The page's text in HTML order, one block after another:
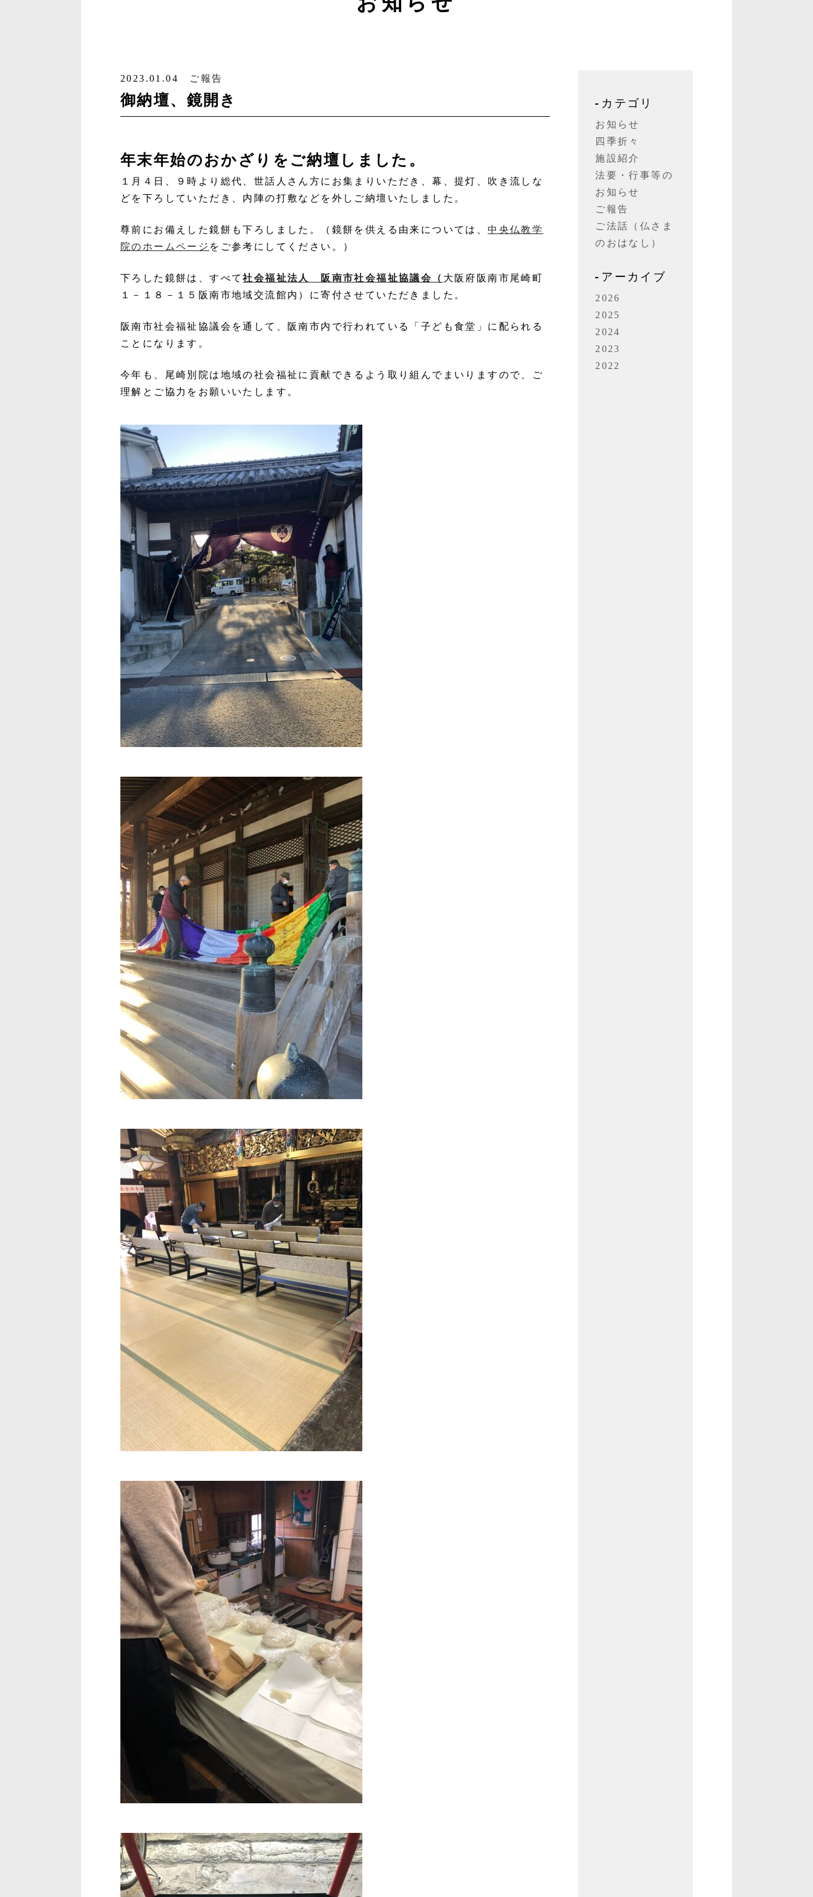
2023.01.04 ご報告
御納壇、鏡開き
年末年始のおかざりをご納壇しました。
１月４日、９時より総代、世話人さん方にお集まりいただき、幕、提灯、吹き流しな
どを下ろしていただき、内陣の打敷などを外しご納壇いたしました。
尊前にお備えした鏡餅も下ろしました。（鏡餅を供える由来については、中央仏教学
院のホームページ をご参考にしてください。）
下ろした鏡餅は、すべて社会福祉法人 阪南市社会福祉協議会（ 大阪府阪南市尾崎町
１－１８－１５阪南市地域交流館内）に寄付させていただきました。
阪南市社会福祉協議会を通して、阪南市内で行われている「子ども食堂」に配られる
ことになります。
今年も、尾崎別院は地域の社会福祉に貢献できるよう取り組んでまいりますので、ご
理解とご協力をお願いいたします。
カテゴリ
お知らせ
四季折々
施設紹介
法要・行事等の
お知らせ
ご報告
ご法話（仏さま
のおはなし）
アーカイブ
2026
2025
2024
2023
2022